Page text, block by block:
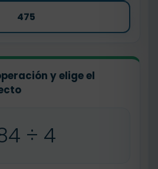
475
y elige el
÷ 4